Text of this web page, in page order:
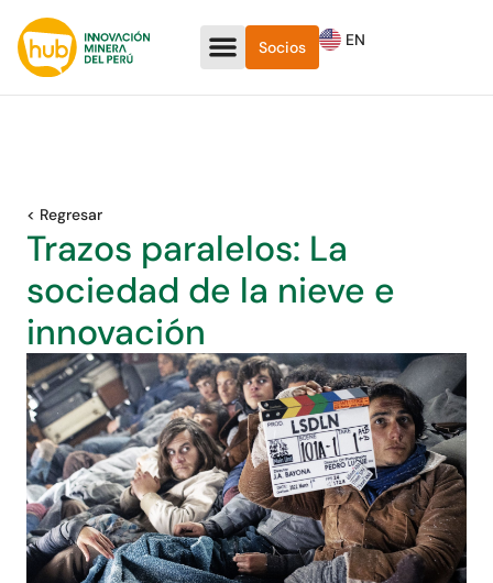
Socios EN
< Regresar
Trazos paralelos: La
sociedad de la nieve e
innovación